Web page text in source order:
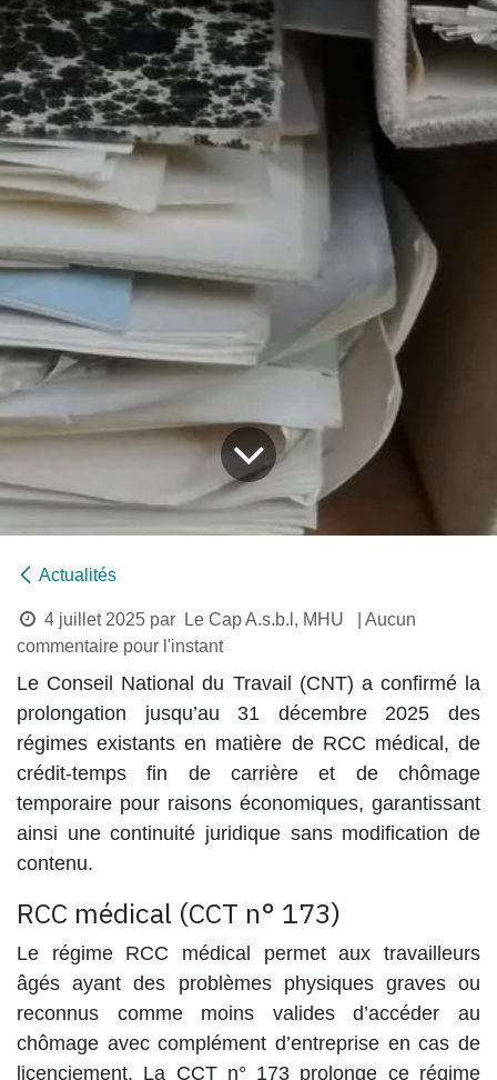
Actualités
4 juillet 2025 par Le Cap A.s.b.l, MHU
| Aucun
commentaire pour l'instant
Le Conseil National du Travail (CNT) a confirmé la
prolongation jusqu’au 31 décembre 2025 des
régimes existants en matière de RCC médical, de
crédit-temps fin de carrière et de chômage
temporaire pour raisons économiques, garantissant
ainsi une continuité juridique sans modification de
contenu.
RCC médical (CCT n° 173)
Le régime RCC médical
permet aux travailleurs
âgés ayant des problèmes physiques graves ou
reconnus comme moins valides d’accéder au
chômage avec complément d’entreprise en cas de
licenciement. La CCT n° 173 prolonge ce régime